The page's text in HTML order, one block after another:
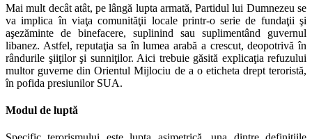
Mai mult decât atât, pe lângă lupta armată, Partidul lui Dumnezeu se
va implica în viaţa comunităţii locale printr-o serie de fundaţii şi
aşezăminte de binefacere, suplinind sau suplimentând guvernul
libanez. Astfel, reputaţia sa în lumea arabă a crescut, deopotrivă în
rândurile şiiţilor şi sunniţilor. Aici trebuie găsită explicaţia refuzului
multor guverne din Orientul Mijlociu de a o eticheta drept teroristă,
în pofida presiunilor SUA.
Modul de luptă